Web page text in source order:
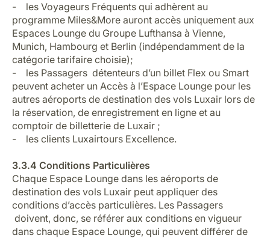
- les Voyageurs Fréquents qui adhèrent au
programme Miles&More auront accès uniquement aux
Espaces Lounge du Groupe Lufthansa à Vienne,
Munich, Hambourg et Berlin (indépendamment de la
catégorie tarifaire choisie);
- les Passagers détenteurs d’un billet Flex ou Smart
peuvent acheter un Accès à l’Espace Lounge pour les
autres aéroports de destination des vols Luxair lors de
la réservation, de enregistrement en ligne et au
comptoir de billetterie de Luxair ;
- les clients Luxairtours Excellence.
3.3.4 Conditions Particulières
Chaque Espace Lounge dans les aéroports de
destination des vols Luxair peut appliquer des
conditions d’accès particulières. Les Passagers
doivent, donc, se référer aux conditions en vigueur
dans chaque Espace Lounge, qui peuvent différer de